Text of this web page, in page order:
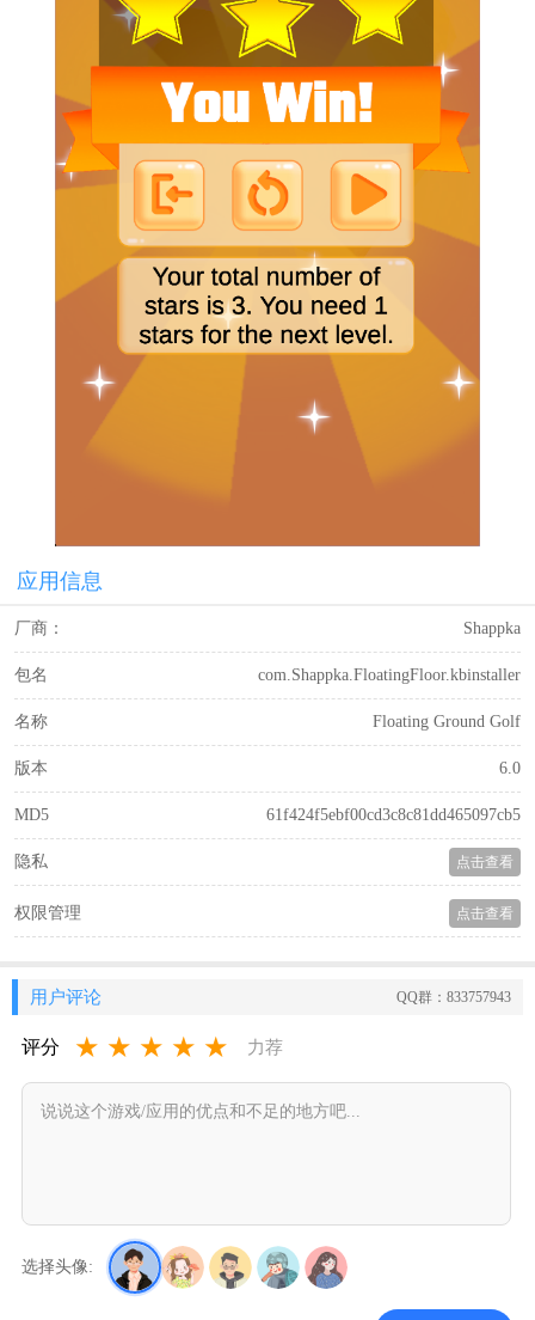
应用信息
厂商： Shappka
包名 com.Shappka.FloatingFloor.kbinstaller
名称 Floating Ground Golf
版本 6.0
MD5 61f424f5ebf00cd3c8c81dd465097cb5
隐私 点击查看
权限管理 点击查看
用户评论 QQ群：833757943
评分 ★ ★ ★ ★ ★ 力荐
选择头像: